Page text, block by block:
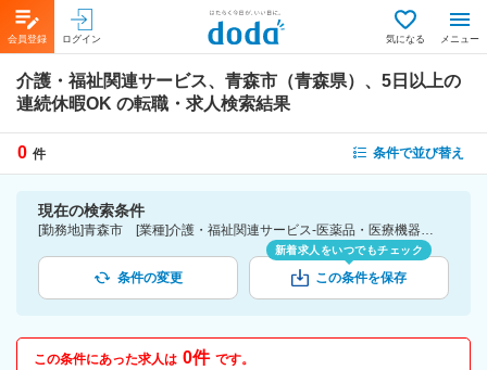
会員登録 ログイン 気になる メニュー
介護・福祉関連サービス、青森市（青森県）、5日以上の
連続休暇OK の転職・求人検索結果
0 件 条件で並び替え
現在の検索条件
[勤務地]青森市 [業種]介護・福祉関連サービス-医薬品・医療機器・ライフサイエンス・医療系サービス [詳細条件](休日・働き方)5日以上の連続休暇OK
条件の変更
新着求人をいつでもチェック
この条件を保存
この条件にあった求人は 0件 です。